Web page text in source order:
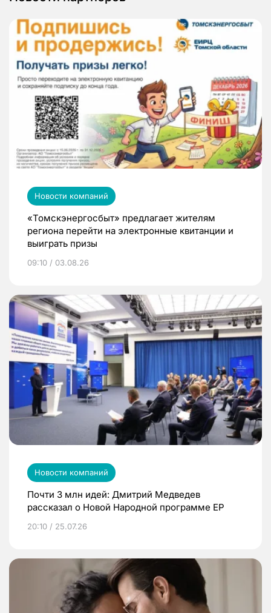
Новости компаний
«Томскэнергосбыт» предлагает жителям
региона перейти на электронные квитанции и
выиграть призы
09:10 / 03.08.26
Новости компаний
Почти 3 млн идей: Дмитрий Медведев
рассказал о Новой Народной программе ЕР
20:10 / 25.07.26